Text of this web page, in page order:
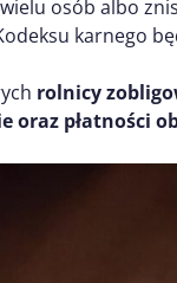
osób albo
karnego
rolnicy
oraz płatności